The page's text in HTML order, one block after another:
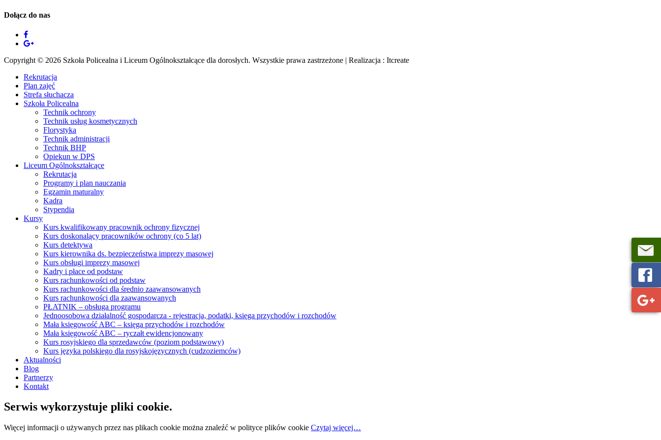
Dołącz do nas
Copyright © 2026 Szkoła Policealna i Liceum Ogólnokształcące dla dorosłych. Wszystkie prawa zastrzeżone | Realizacja : Itcreate
Rekrutacja
Plan zajęć
Strefa słuchacza
Szkoła Policealna
Technik ochrony
Technik usług kosmetycznych
Florystyka
Technik administracji
Technik BHP
Opiekun w DPS
Liceum Ogólnokształcące
Rekrutacja
Programy i plan nauczania
Egzamin maturalny
Kadra
Stypendia
Kursy
Kurs kwalifikowany pracownik ochrony fizycznej
Kurs doskonalący pracowników ochrony (co 5 lat)
Kurs detektywa
Kurs kierownika ds. bezpieczeństwa imprezy masowej
Kurs obsługi imprezy masowej
Kadry i płace od podstaw
Kurs rachunkowości od podstaw
Kurs rachunkowości dla średnio zaawansowanych
Kurs rachunkowości dla zaawansowanych
PŁATNIK – obsługa programu
Jednoosobowa działalność gospodarcza - rejestracja, podatki, księga przychodów i rozchodów
Mała księgowość ABC – księga przychodów i rozchodów
Mała księgowość ABC – ryczałt ewidencjonowany
Kurs rosyjskiego dla sprzedawców (poziom podstawowy)
Kurs języka polskiego dla rosyjskojęzycznych (cudzoziemców)
Aktualności
Blog
Partnerzy
Kontakt
Serwis wykorzystuje pliki cookie.
Więcej informacji o używanych przez nas plikach cookie można znaleźć w polityce plików cookie Czytaj więcej…